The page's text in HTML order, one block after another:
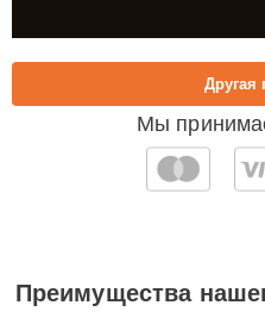
Мы
Другая
Преимущества